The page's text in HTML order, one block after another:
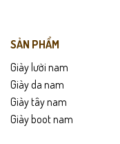
SẢN PHẨM
Giày lười nam
Giày da nam
Giày tây nam
Giày boot nam